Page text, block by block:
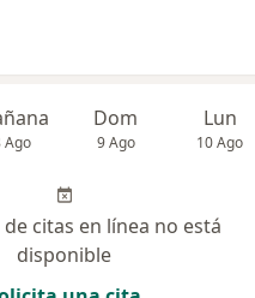
Ago
Dom
9 Ago
Lun
10 Ago
de citas en línea no está
disponible